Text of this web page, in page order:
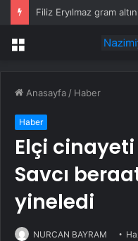
Menü
Anasayfa / Haber
Haber
Elçi
Savcı
yineledi
NURCAN BAYRAM